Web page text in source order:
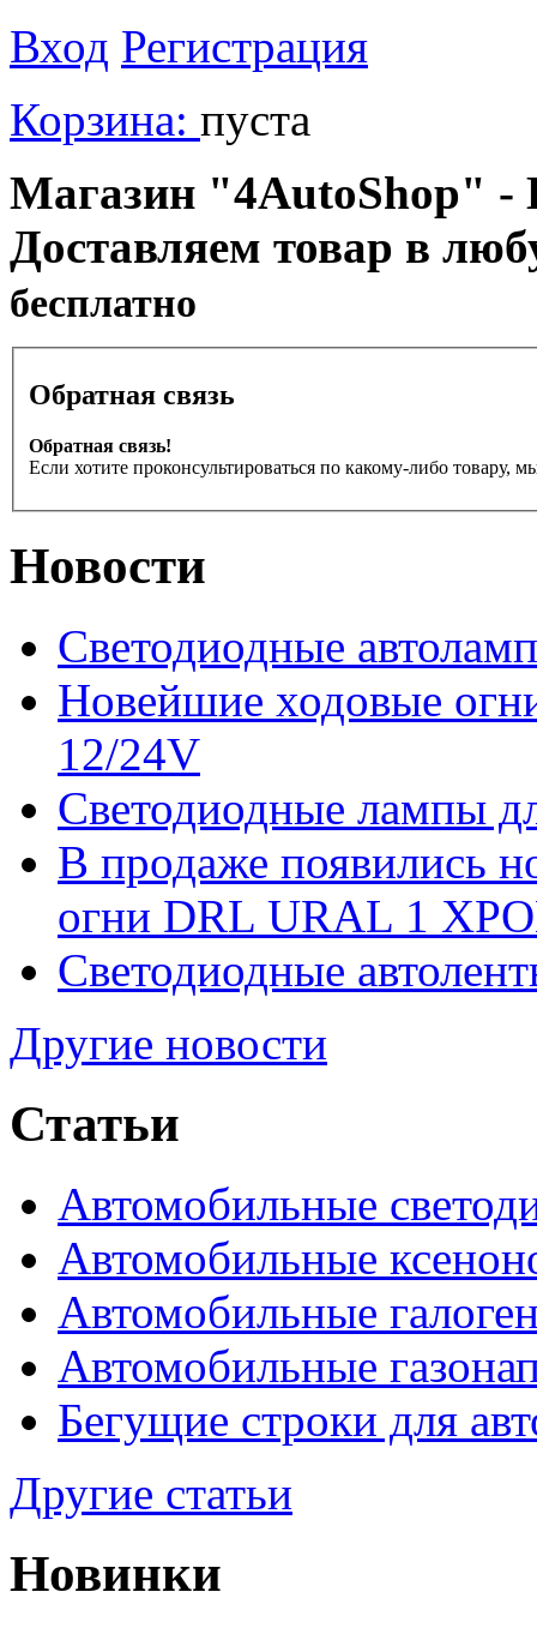
Вход Регистрация
Корзина: пуста
Магазин "4AutoShop" -
Доставляем товар в
бесплатно
Обратная связь
Обратная связь!
Если хотите проконсультироваться по какому-либо товару,
Новости
Светодиодные
Новейшие ходовые
12/24V
Светодиодные лампы
В продаже появились
огни DRL URAL 1
Светодиодные
Другие новости
Статьи
Автомобильные
Автомобильные
Автомобильные
Автомобильные
Бегущие строки для
Другие статьи
Новинки